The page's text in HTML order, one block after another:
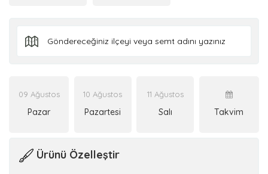
09 Ağustos
Pazar
10 Ağustos
Pazartesi
11 Ağustos
Salı Takvim
Ürünü Özelleştir